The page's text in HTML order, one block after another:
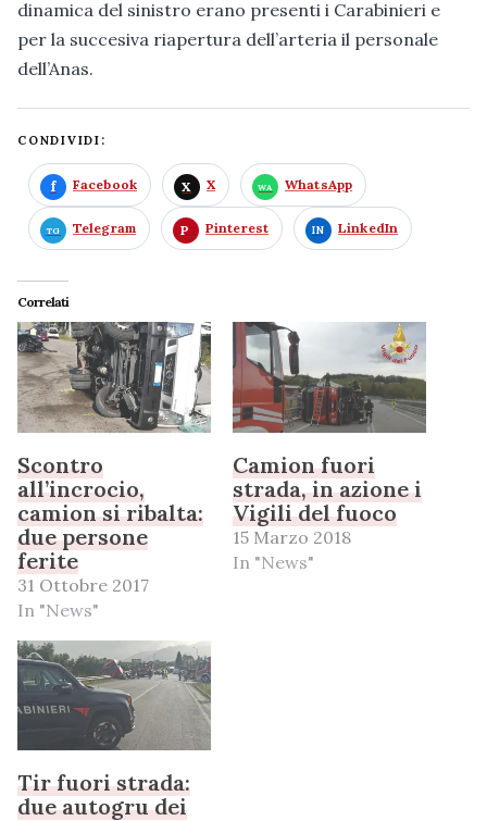
dinamica del sinistro erano presenti i Carabinieri e
per la succesiva riapertura dell’arteria il personale
dell’Anas.
CONDIVIDI:
Facebook X WhatsApp
Telegram Pinterest LinkedIn
Correlati
Scontro
all’incrocio,
camion si ribalta:
due persone
ferite
31 Ottobre 2017
In "News"
Camion fuori
strada, in azione i
Vigili del fuoco
15 Marzo 2018
In "News"
Tir fuori strada:
due autogru dei